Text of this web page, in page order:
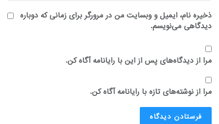
ذخیره نام، ایمیل و وبسایت من در مرورگر برای زمانی که دوباره
دیدگاهی می‌نویسم.
مرا از دیدگاه‌های پس از این با رایانامه آگاه کن.
مرا از نوشته‌های تازه با رایانامه آگاه کن.